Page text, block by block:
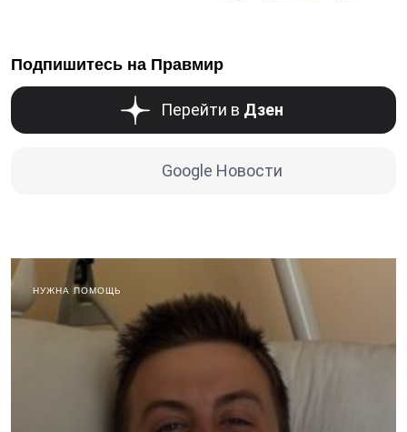
Подпишитесь на Правмир
Перейти в Дзен
Google Новости
НУЖНА ПОМОЩЬ